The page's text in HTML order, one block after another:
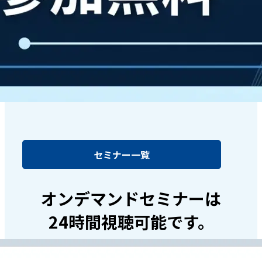
セミナー一覧
オンデマンドセミナーは
24時間視聴可能です。